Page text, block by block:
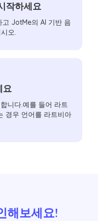
작하세요
고 JotMe의 AI 기반 음
오.
요
니다.예를 들어 라트
경우 언어를 라트비아
해보세요!